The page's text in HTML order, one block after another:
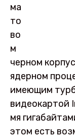
ма
то
во
м
черном
ядерном
имеющим
видеокартой
мя
этом есть